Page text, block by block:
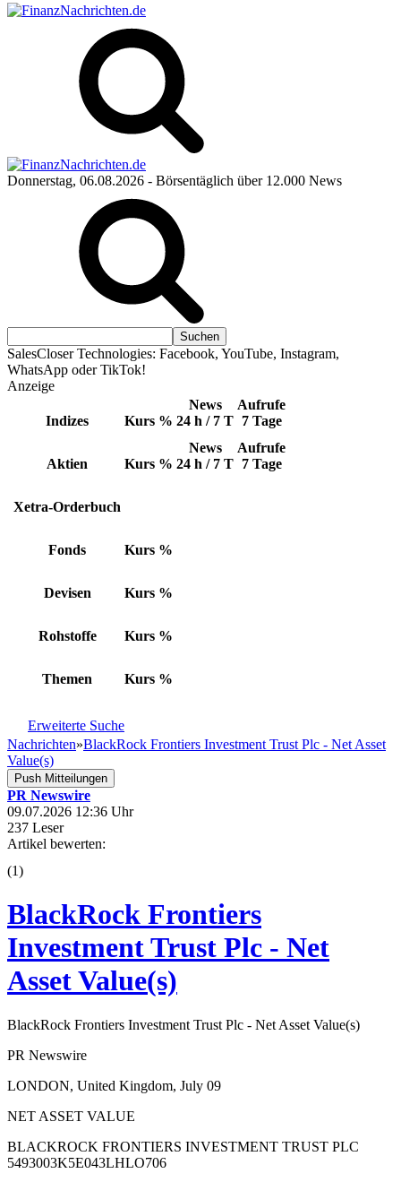
Donnerstag, 06.08.2026 - Börsentäglich über 12.000 News
SalesCloser Technologies: Facebook, YouTube, Instagram,
WhatsApp oder TikTok!
Anzeige
Indizes Kurs %
News
24 h / 7 T
Aufrufe
7 Tage
Aktien Kurs %
News
24 h / 7 T
Aufrufe
7 Tage
Xetra-Orderbuch
Fonds Kurs %
Devisen Kurs %
Rohstoffe Kurs %
Themen Kurs %
Erweiterte Suche
Nachrichten»BlackRock Frontiers Investment Trust Plc - Net Asset
Value(s)
Push Mitteilungen
PR Newswire
09.07.2026 12:36 Uhr
237 Leser
Artikel bewerten:
(1)
BlackRock Frontiers
Investment Trust Plc - Net
Asset Value(s)
BlackRock Frontiers Investment Trust Plc - Net Asset Value(s)
PR Newswire
LONDON, United Kingdom, July 09
NET ASSET VALUE
BLACKROCK FRONTIERS INVESTMENT TRUST PLC
5493003K5E043LHLO706